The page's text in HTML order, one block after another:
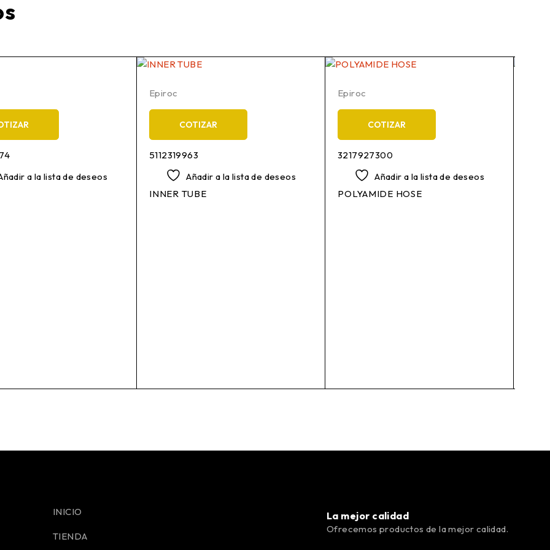
a la lista de deseos
Epiroc
COTIZAR
5112319963
Añadir a la lista de deseos
INNER TUBE
Epiroc
COTIZAR
3217927300
Añadir a la lista de deseos
POLYAMIDE HOSE
INICIO
TIENDA
La mejor calidad
Ofrecemos productos de la mejor calidad.